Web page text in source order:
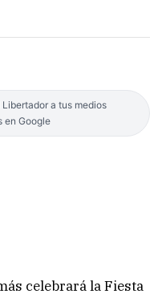
Libertador a tus medios
en Google
celebrará la Fiesta